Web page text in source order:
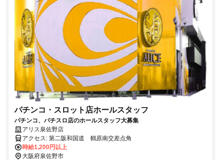
パチンコ・スロット店ホールスタッフ
パチンコ、パチスロ店のホールスタッフ大募集
アリス泉佐野店
アクセス: 第二阪和国道 鶴原南交差点角
時給1,200円以上
大阪府泉佐野市